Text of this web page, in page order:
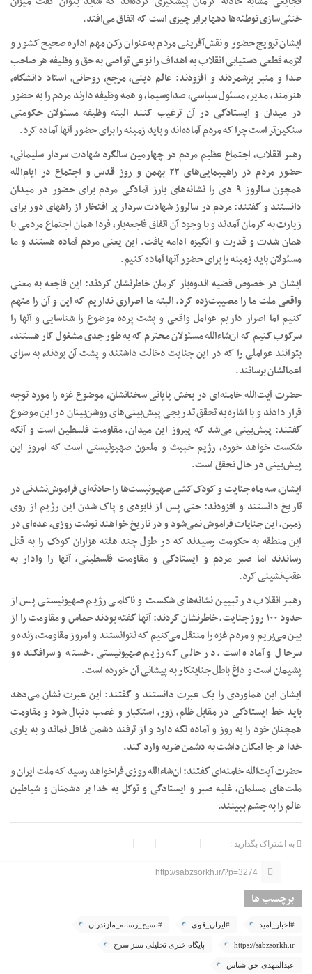
خنثی‌سازی توطئه‌ها دهها برابر چیزی است که اتفاق می‌افتد.
ایشان ترویج حضور و نقش‌آفرینی مردم به‌عنوان رکن مهم اداره صحیح کشور و
لازمه قطعی دستیابی انقلاب به اهداف را نوعی تواصی به حق و وظیفه هر صاحب
صدا و منبر برشمردند و افزودند: عالم دینی، مرجع، روحانی، استاد دانشگاه،
هنرمند، مدیر، مسئول سیاسی، صداوسیما، و همه وظیفه دارند مردم را به حضور
در میدان و ایستادگی در آن ترغیب کنند البته وظیفه مسئولان حکومتی
سنگین‌تر است چرا که مردم آماده‌اند و باید زمینه را برای حضور آنها آماده کرد.
رهبر انقلاب، اجتماع عظیم مردم در چهارمین سالگرد شهادت سردار سلیمانی،
حضور مردم در راهپیمایی‌های ۲۲ بهمن و روز قدس و اجتماع در ایام‌الله
همچون سالروز ۹ دی را نشانه‌های بارز آمادگی مردم برای حضور در میدان
دانستند و گفتند: مردم در سالروز شهادت سردار پر افتخار از راههای دور برای
زیارت به کرمان آمدند و با وجود آن اتفاق فاجعه‌بار، فردا همان اجتماع مردمی با
همان شدت و قدرت و انگیزه ادامه یافت. این یعنی مردم آماده هستند و ما
مسئولان باید زمینه را برای حضور آنها آماده کنیم.
ایشان در خصوص قضیه اندوه‌بار کرمان خاطرنشان کردند: این فاجعه به معنی
واقعی ملت ما را مصیبت‌زده کرد، البته ما اصراری نداریم که این و آن را متهم
کنیم اما اصرار داریم عوامل واقعی و پشت پرده موضوع را شناسایی و آنها را
سرکوب کنیم که ان‌شاءالله مسئولان محترم که به طور جدی‌ مشغول کار هستند،
بتوانند عواملی را که در این جنایت دخالت داشتند و پشت آن بودند، به سزای
اعمالشان برسانند.
حضرت آیت‌الله خامنه‌ای در بخش پایانی سخنانشان، موضوع غزه را مورد توجه
قرار دادند و با اشاره به تحقق تدریجی پیش‌بینی‌های روشن‌بینان در این موضوع
گفتند: پیش‌بینی می‌شد که پیروز این میدان، مقاومت فلسطین است و آنکه
شکست خواهد خورد، رژیم خبیث و ملعون صهیونیستی است که امروز این
پیش‌بینی در حال تحقق است.
ایشان، سه ماه جنایت و کودک‌کشی صهیونیست‌ها را حادثه‌ای فراموش‌نشدنی در
تاریخ دانستند و افزودند: حتی پس از نابودی و پاک شدن این رژیم از روی
زمین، این جنایات فراموش نمی‌شود و در تاریخ خواهند نوشت روزی، عده‌ای در
این منطقه به حکومت رسیدند که در طول چند هفته هزاران کودک را به قتل
رساندند اما‌ صبر مردم و ایستادگی و مقاومت فلسطینی، آنها را وادار به
عقب‌نشینی کرد.
رهبر انقلاب در تبیین نشانه‌های شکست و ناکامی رژیم صهیونیستی پس از
حدود ۱۰۰ روز جنایت، خاطرنشان کردند: آنها گفته بودند حماس و مقاومت را از
بین می‌بریم و مردم غزه را منتقل می‌کنیم که نتوانستند و امروز مقاومت، زنده و
سرحال و آماده است، در حالی که رژیم صهیونیستی، خسته و سرافکنده و
پشیمان است و داغ باطل جنایتکار به پیشانی آن خورده است.
ایشان این هماوردی را یک عبرت دانستند و گفتند: این عبرت نشان می‌دهد
باید خط ایستادگی در مقابل ظلم، زور، استکبار و غصب دنبال شود و مقاومت
همچنان خود را به روز و آماده نگه دارد و از ترفند دشمن غافل نماند و به یاری
خدا هر جا امکان داشت به دشمن ضربه وارد کند.
حضرت آیت‌الله خامنه‌ای گفتند: ان‌شاءالله روزی فراخواهد رسید که ملت ایران و
ملت‌های مسلمان، غلبه صبر و ایستادگی و توکل به خدا بر دشمنان و شیاطین
عالم را به چشم ببینند.
به اشتراک بگذارید :
http://sabzsorkh.ir/?p=3274
برچسب ها
#اخبار_امید #ایران_قوی #بسیج_رسانه_مازندران
https://sabzsorkh.ir پایگاه خبری تحلیلی سبز سرخ
عبدالمهدی حق شناس